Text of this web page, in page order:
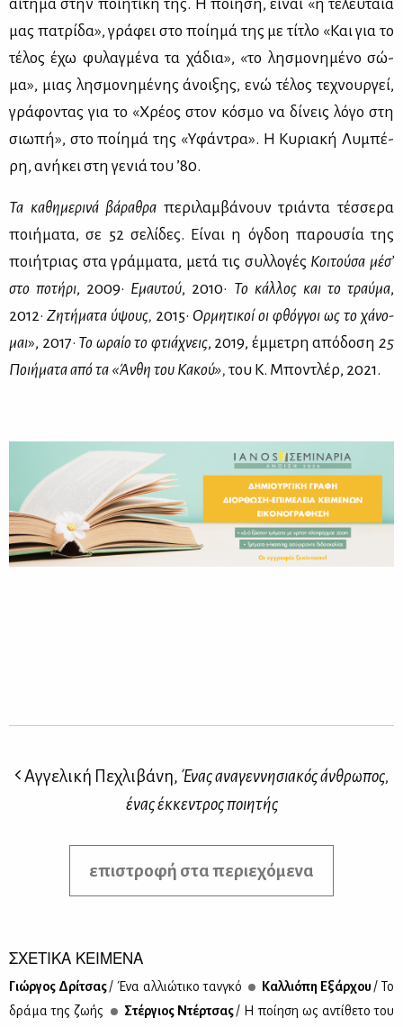
αί­τη­μα στην ποι­η­τι­κή της. Η ποί­η­ση, εί­ναι «η τε­λευ­ταία
μας πα­τρί­δα», γρά­φει στο ποί­η­μά της με τί­τλο «Και για το
τέ­λος έχω φυ­λαγ­μέ­να τα χά­δια», «το λη­σμο­νη­μέ­νο σώ­
μα», μιας λη­σμο­νη­μέ­νης άνοι­ξης, ενώ τέ­λος τε­χνουρ­γεί,
γρά­φο­ντας για το «Χρέ­ος στον κό­σμο να δί­νεις λό­γο στη
σιω­πή», στο ποί­η­μά της «Υφά­ντρα». Η Κυ­ρια­κή Λυ­μπέ­
ρη, ανή­κει στη γε­νιά του ’80.
Τα κα­θη­με­ρι­νά βά­ρα­θρα πε­ρι­λαμ­βά­νουν τριά­ντα τέσ­σε­ρα
ποι­ή­μα­τα, σε 52 σε­λί­δες. Εί­ναι η όγδοη πα­ρου­σία της
ποι­ή­τριας στα γράμ­μα­τα, με­τά τις συλ­λο­γές Κοι­τού­σα μέ­σ’
στο πο­τή­ρι, 2009· Εμαυ­τού, 2010· Το κάλ­λος και το τραύ­μα,
2012· Ζη­τή­μα­τα ύψους, 2015· Ορ­μη­τι­κοί οι φθόγ­γοι ως το χά­νο­
μαι», 2017· Το ωραίο το φτιά­χνεις, 2019, έμ­με­τρη από­δο­ση25
Ποι­ή­μα­τα από τα «Άν­θη του Κα­κού», του Κ. Μπο­ντλέρ, 2021.
Αγγελική Πεχλιβάνη, Ένας αναγεννησιακός άνθρωπος,
ένας έκκεντρος ποιητής
επιστροφή στα περιεχόμενα
ΣΧΕΤΙΚΑ ΚΕΙΜΕΝΑ
Γιώρ­γος Δρί­τσας/ Ένα αλ­λιώ­τι­κο ταν­γκό Καλ­λιό­πη Εξάρ­χου/ Το
δρά­μα της ζω­ής
Στέρ­γιος Ντέρ­τσας/ Η ποί­η­ση ως αντί­θε­το του